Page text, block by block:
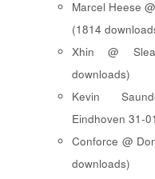
Marcel Heese
(1814
Xhin @
downloads)
Kevin
Eindhoven 31-
Conforce @
downloads)